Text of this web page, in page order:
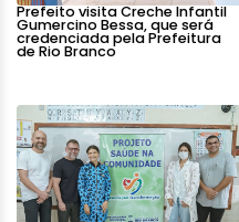
Prefeito visita Creche Infantil
Gumercino Bessa, que será
credenciada pela Prefeitura
de Rio Branco